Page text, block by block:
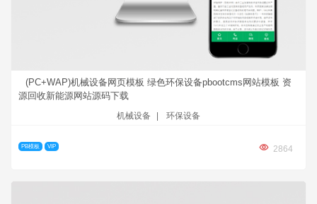
(PC+WAP)机械设备网页模板 绿色环保设备pbootcms网站模板 资
源回收新能源网站源码下载
机械设备 环保设备
PB模板 VIP 2864